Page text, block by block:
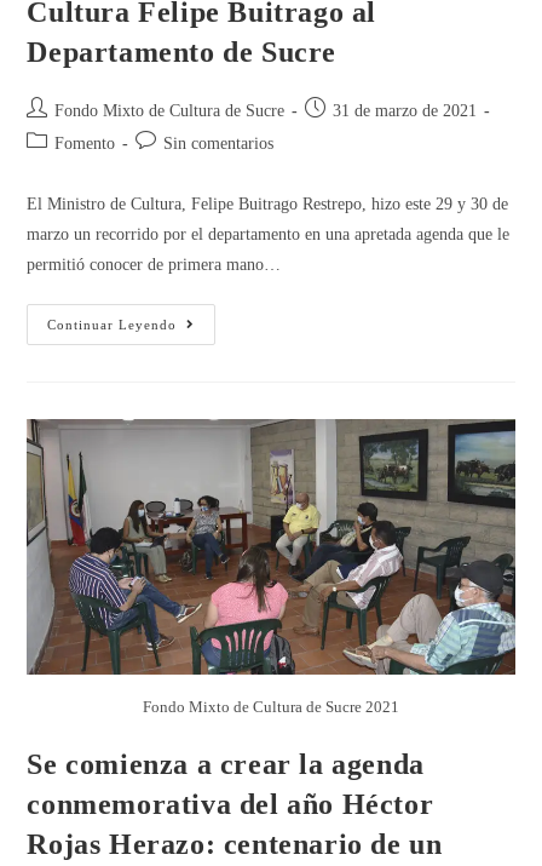
Cultura Felipe Buitrago al
Departamento de Sucre
Fondo Mixto de Cultura de Sucre
31 de marzo de 2021
Fomento
Sin comentarios
El Ministro de Cultura, Felipe Buitrago Restrepo, hizo este 29 y 30 de
marzo un recorrido por el departamento en una apretada agenda que le
permitió conocer de primera mano…
Continuar Leyendo
Fondo Mixto de Cultura de Sucre 2021
Se comienza a crear la agenda
conmemorativa del año Héctor
Rojas Herazo: centenario de un